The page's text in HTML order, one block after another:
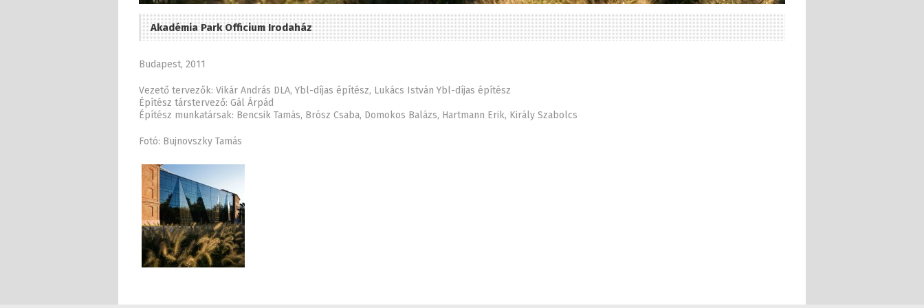
Akadémia Park Officium Irodaház
Budapest, 2011
Vezető tervezők: Vikár András DLA, Ybl-díjas építész, Lukács István Ybl-díjas építész
Építész társtervező: Gál Árpád
Építész munkatársak: Bencsik Tamás, Brósz Csaba, Domokos Balázs, Hartmann Erik, Király Szabolcs
Fotó: Bujnovszky Tamás